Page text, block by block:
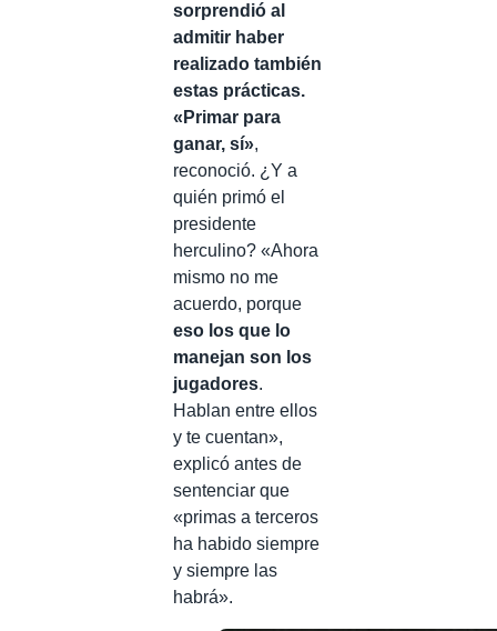
sorprendió al
admitir haber
realizado también
estas prácticas.
«Primar para
ganar, sí»,
reconoció. ¿Y a
quién primó el
presidente
herculino? «Ahora
mismo no me
acuerdo, porque
eso los que lo
manejan son los
jugadores.
Hablan entre ellos
y te cuentan»,
explicó antes de
sentenciar que
«primas a terceros
ha habido siempre
y siempre las
habrá».